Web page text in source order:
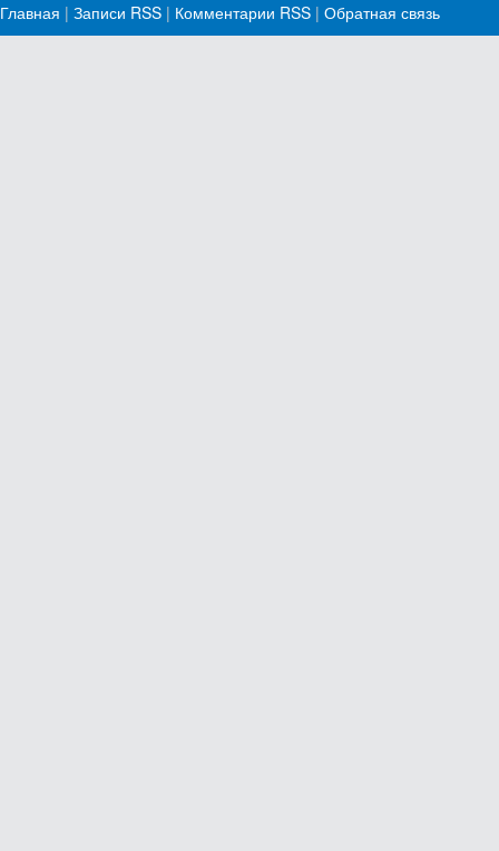
Главная | Записи RSS | Комментарии RSS | Обратная связь